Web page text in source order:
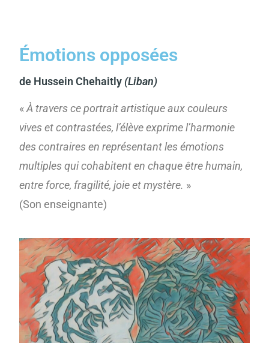
Émotions opposées
de Hussein Chehaitly (Liban)
«À travers ce portrait artistique aux couleurs
vives et contrastées, l’élève exprime l’harmonie
des contraires en représentant les émotions
multiples qui cohabitent en chaque être humain,
entre force, fragilité, joie et mystère. »
(Son enseignante)